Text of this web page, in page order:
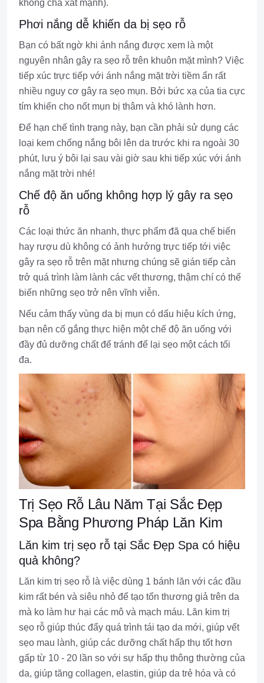
không chà xát mạnh).
Phơi nắng dễ khiến da bị sẹo rỗ
Bạn có bất ngờ khi ánh nắng được xem là một
nguyên nhân gây ra sẹo rỗ trên khuôn mặt mình? Việc
tiếp xúc trực tiếp với ánh nắng mặt trời tiềm ẩn rất
nhiều nguy cơ gây ra sẹo mụn. Bởi bức xạ của tia cực
tím khiến cho nốt mụn bị thâm và khó lành hơn.
Để hạn chế tình trạng này, bạn cần phải sử dụng các
loại kem chống nắng bôi lên da trước khi ra ngoài 30
phút, lưu ý bôi lại sau vài giờ sau khi tiếp xúc với ánh
nắng mặt trời nhé!
Chế độ ăn uống không hợp lý gây ra sẹo
rỗ
Các loại thức ăn nhanh, thực phẩm đã qua chế biến
hay rượu dù không có ảnh hưởng trực tiếp tới việc
gây ra sẹo rỗ trên mặt nhưng chúng sẽ gián tiếp cản
trở quá trình làm lành các vết thương, thậm chí có thể
biến những sẹo trở nên vĩnh viễn.
Nếu cảm thấy vùng da bị mụn có dấu hiệu kích ứng,
bạn nên cố gắng thực hiện một chế độ ăn uống với
đầy đủ dưỡng chất để tránh để lại sẹo một cách tối
đa.
Trị Sẹo Rỗ Lâu Năm Tại Sắc Đẹp
Spa Bằng Phương Pháp Lăn Kim
Lăn kim trị sẹo rỗ tại Sắc Đẹp Spa có hiệu
quả không?
Lăn kim trị sẹo rỗ là việc dùng 1 bánh lăn với các đầu
kim rất bén và siêu nhỏ để tạo tổn thương giả trên da
mà ko làm hư hại các mô và mạch máu. Lăn kim trị
sẹo rỗ giúp thúc đẩy quá trình tái tạo da mới, giúp vết
sẹo mau lành, giúp các dưỡng chất hấp thụ tốt hơn
gấp từ 10 - 20 lần so với sự hấp thụ thông thường của
da, giúp tăng collagen, elastin, giúp da trẻ hóa và có